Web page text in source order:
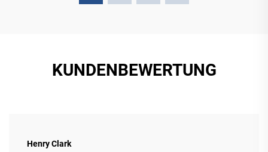
KUNDENBEWERTUNG
Henry Clark